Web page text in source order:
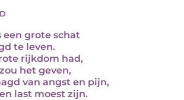
een grote schat
te leven.
rijkdom had,
het geven,
van angst en pijn,
last moest zijn.